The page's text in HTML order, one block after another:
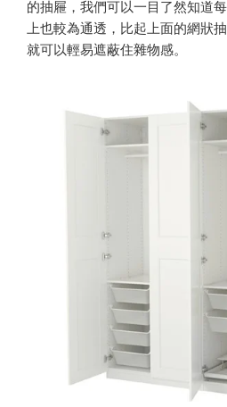
的抽屜，我們可以一目了然知道
上也較為通透，比起上面的網狀
就可以輕易遮蔽住雜物感。